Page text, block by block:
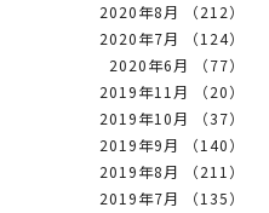
2020年8月 （212）
2020年7月 （124）
2020年6月 （77）
2019年11月 （20）
2019年10月 （37）
2019年9月 （140）
2019年8月 （211）
2019年7月 （135）